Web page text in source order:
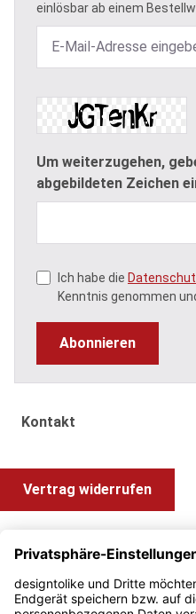
einlösbar ab einem
Um weiterzugehen,
abgebildeten Zeichen
Ich habe die
Kenntnis genommen
Abonnieren
Kontakt
Vertrag widerrufen
Information und